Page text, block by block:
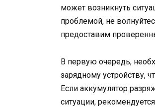
может возникнуть
проблемой, не
предоставим
В первую очередь,
зарядному устройству,
Если аккумулятор
ситуации,